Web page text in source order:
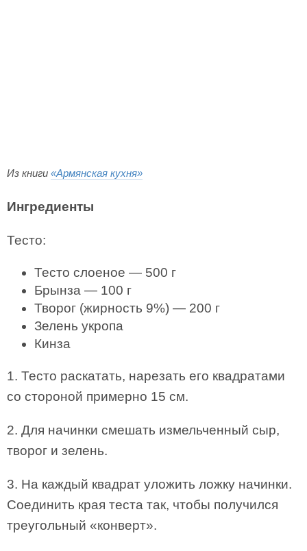
Из книги «Армянская кухня»
Ингредиенты
Тесто:
Тесто слоеное — 500 г
Брынза — 100 г
Творог (жирность 9%) — 200 г
Зелень укропа
Кинза
1. Тесто раскатать, нарезать его квадратами
со стороной примерно 15 см.
2. Для начинки смешать измельченный сыр,
творог и зелень.
3. На каждый квадрат уложить ложку начинки.
Соединить края теста так, чтобы получился
треугольный «конверт».